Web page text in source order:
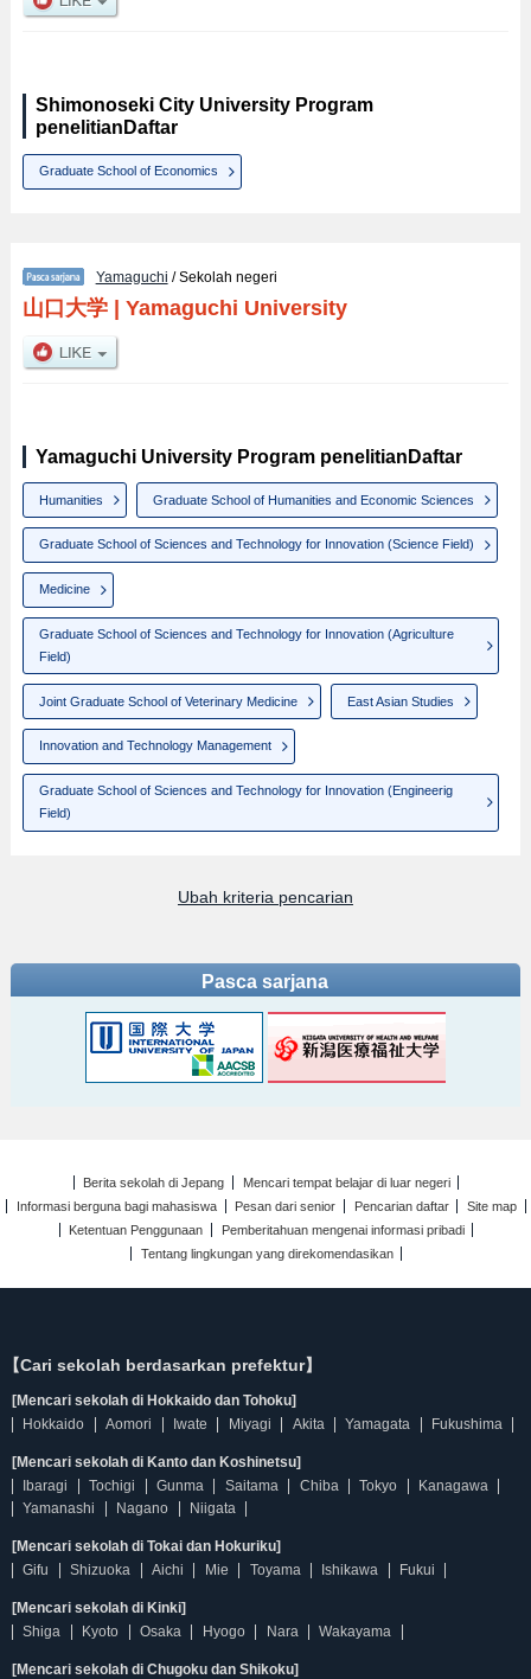
Shimonoseki City University Program
penelitianDaftar
Graduate School of Economics
Yamaguchi / Sekolah negeri
山口大学| Yamaguchi University
Yamaguchi University Program penelitianDaftar
Humanities Graduate School of Humanities and Economic Sciences
Graduate School of Sciences and Technology for Innovation (Science Field)
Medicine
Graduate School of Sciences and Technology for Innovation (Agriculture
Field)
Joint Graduate School of Veterinary Medicine East Asian Studies
Innovation and Technology Management
Graduate School of Sciences and Technology for Innovation (Engineerig
Field)
Ubah kriteria pencarian
Pasca sarjana
Berita sekolah di Jepang
Mencari tempat belajar di luar negeri
Informasi berguna bagi mahasiswa
Pesan dari senior Pencarian daftar
Site map
Ketentuan Penggunaan
Pemberitahuan mengenai informasi pribadi
Tentang lingkungan yang direkomendasikan
【Cari sekolah berdasarkan prefektur】
[Mencari sekolah di Hokkaido dan Tohoku]
Hokkaido
Aomori Iwate Miyagi Akita Yamagata Fukushima
[Mencari sekolah di Kanto dan Koshinetsu]
Ibaragi
Tochigi Gunma Saitama Chiba Tokyo
Kanagawa
Yamanashi
Nagano Niigata
[Mencari sekolah di Tokai dan Hokuriku]
Gifu
Shizuoka Aichi Mie Toyama Ishikawa Fukui
[Mencari sekolah di Kinki]
Shiga
Kyoto Osaka Hyogo Nara Wakayama
[Mencari sekolah di Chugoku dan Shikoku]